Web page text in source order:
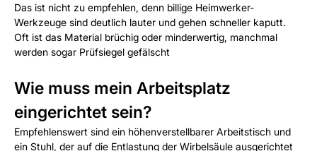
Das ist nicht zu empfehlen, denn billige Heimwerker-
Werkzeuge sind deutlich lauter und gehen schneller kaputt.
Oft ist das Material brüchig oder minderwertig, manchmal
werden sogar Prüfsiegel gefälscht
Wie muss mein Arbeitsplatz
eingerichtet sein?
Empfehlenswert sind ein höhenverstellbarer Arbeitstisch und
ein Stuhl, der auf die Entlastung der Wirbelsäule ausgerichtet